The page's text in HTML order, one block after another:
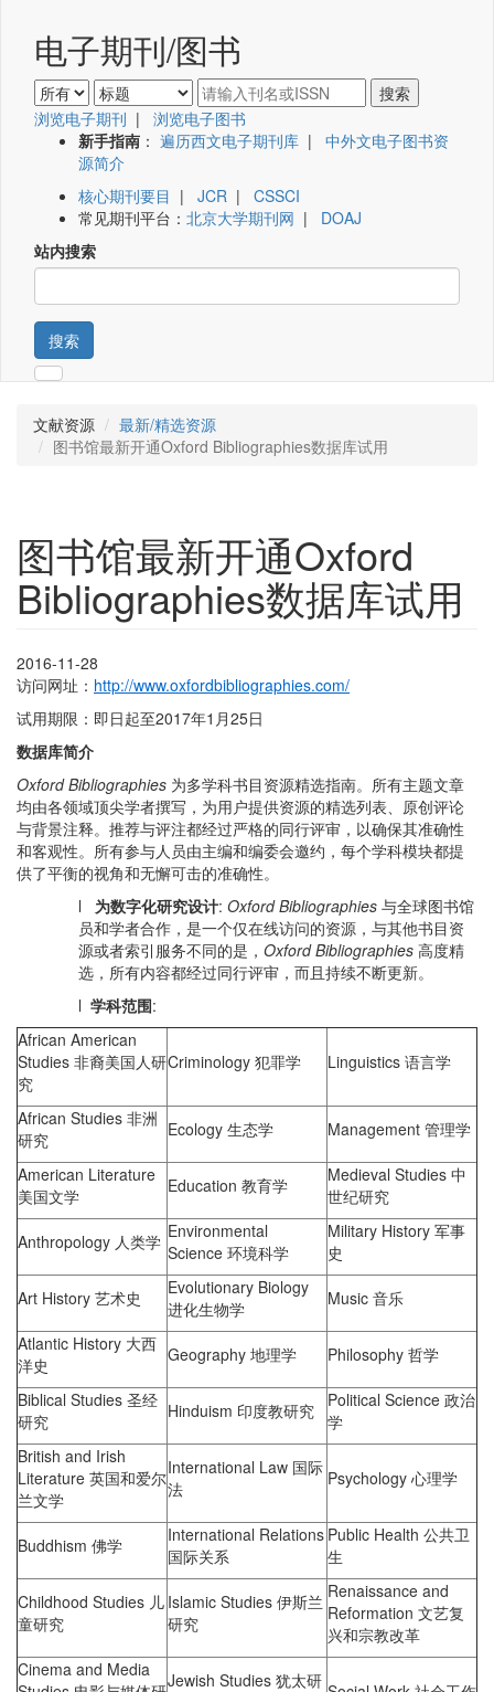
电子期刊/图书
浏览电子期刊 | 浏览电子图书
新手指南 ： 遍历西文电子期刊库 | 中外文电子图书资
源简介
核心期刊要目 | JCR | CSSCI
常见期刊平台： 北京大学期刊网 | DOAJ
站内搜索
搜索
文献资源
最新/精选资源
图书馆最新开通Oxford Bibliographies数据库试用
图书馆最新开通Oxford
Bibliographies数据库试用
2016-11-28
访问网址： http://www.oxfordbibliographies.com/
试用期限：即日起至2017年1月25日
数据库简介
Oxford Bibliographies 为多学科书目资源精选指南。所有主题文章
均由各领域顶尖学者撰写，为用户提供资源的精选列表、原创评论
与背景注释。推荐与评注都经过严格的同行评审，以确保其准确性
和客观性。所有参与人员由主编和编委会邀约，每个学科模块都提
供了平衡的视角和无懈可击的准确性。
l 为数字化研究设计: Oxford Bibliographies 与全球图书馆
员和学者合作，是一个仅在线访问的资源，与其他书目资
源或者索引服务不同的是， Oxford Bibliographies 高度精
选，所有内容都经过同行评审，而且持续不断更新。
l 学科范围:
African American
Studies 非裔美国人研
究
Criminology 犯罪学 Linguistics 语言学
African Studies 非洲
研究
Ecology 生态学 Management 管理学
American Literature
美国文学
Education 教育学
Medieval Studies 中
世纪研究
Anthropology 人类学 Environmental
Science 环境科学
Military History 军事
史
Art History 艺术史
Evolutionary Biology
进化生物学
Music 音乐
Atlantic History 大西
洋史
Geography 地理学 Philosophy 哲学
Biblical Studies 圣经
研究
Hinduism 印度教研究
Political Science 政治
学
British and Irish
Literature 英国和爱尔
兰文学
International Law 国际
法
Psychology 心理学
Buddhism 佛学
International Relations
国际关系
Public Health 公共卫
生
Childhood Studies 儿
童研究
Islamic Studies 伊斯兰
研究
Renaissance and
Reformation 文艺复
兴和宗教改革
Cinema and Media
Jewish Studies 犹太研